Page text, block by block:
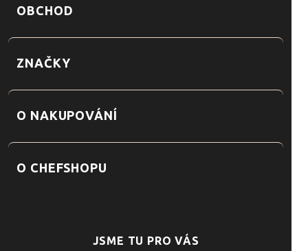
OBCHOD
ZNAČKY
O NAKUPOVÁNÍ
O CHEFSHOPU
JSME TU PRO VÁS